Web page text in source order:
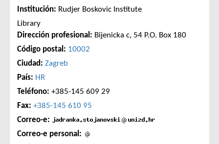
Institución: Rudjer Boskovic Institute
Library
Dirección profesional: Bijenicka c, 54 P.O. Box 180
Código postal: 10002
Ciudad: Zagreb
País: HR
Teléfono: +385-145 609 29
Fax: +385-145 610 95
Correo-e:
Correo-e personal: